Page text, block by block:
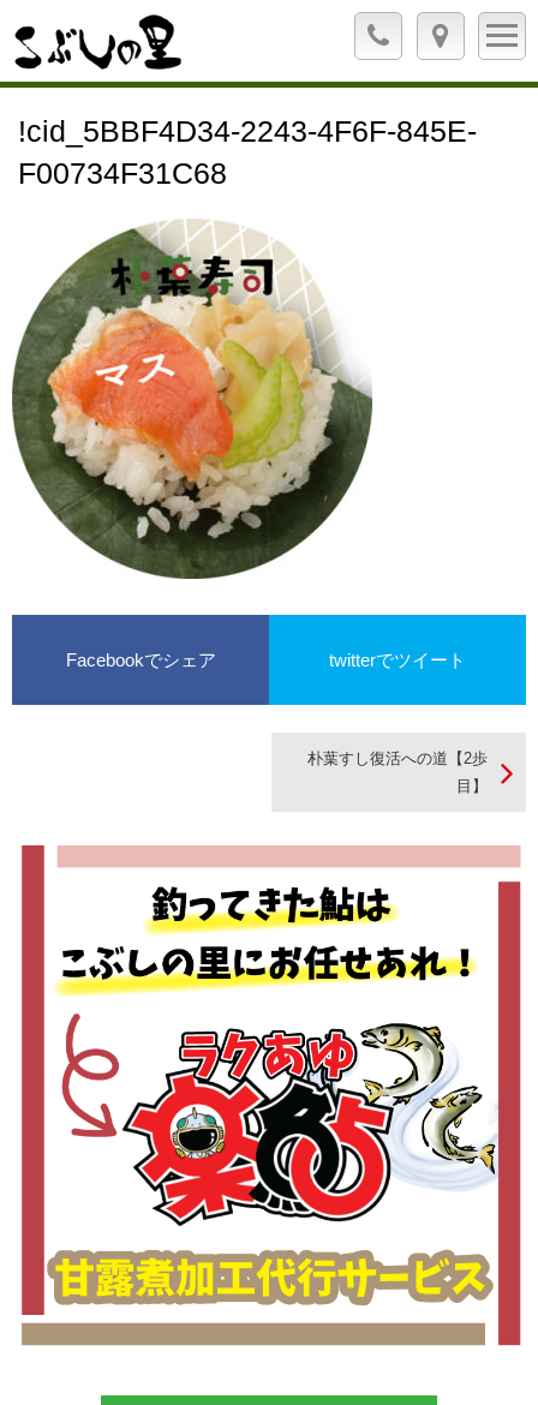
!cid_5BBF4D34-2243-4F6F-845E-
F00734F31C68
Facebookでシェア twitterでツイート
朴葉すし復活への道【2歩
目】